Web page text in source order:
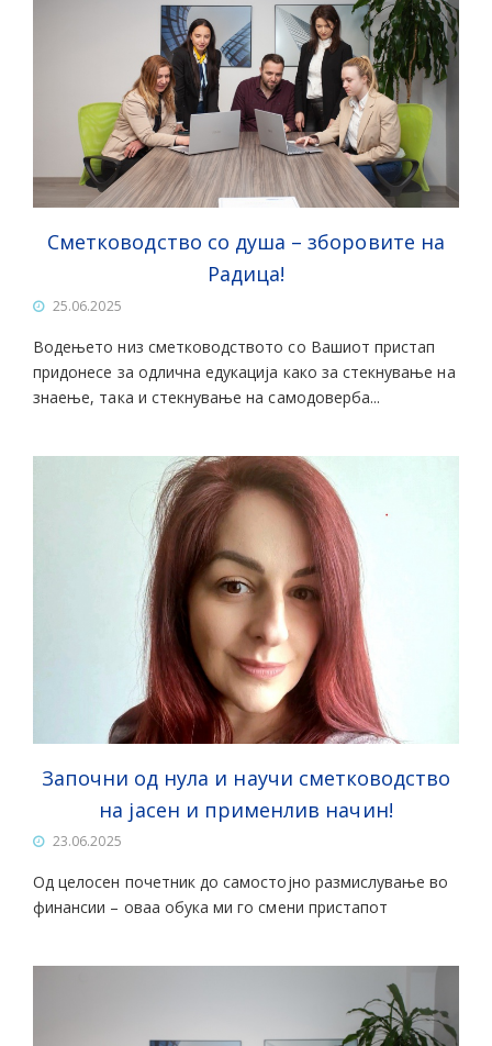
Сметководство со душа – зборовите на
Радица!
25.06.2025
Водењето низ сметководството со Вашиот пристап
придонесе за одлична едукација како за стекнување на
знаење, така и стекнување на самодоверба...
Започни од нула и научи сметководство
на јасен и применлив начин!
23.06.2025
Од целосен почетник до самостојно размислување во
финансии – оваа обука ми го смени пристапот